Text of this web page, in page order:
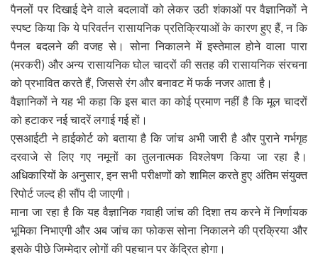
पैनलों पर दिखाई देने वाले बदलावों को लेकर उठी शंकाओं पर वैज्ञानिकों ने
स्पष्ट किया कि ये परिवर्तन रासायनिक प्रतिक्रियाओं के कारण हुए हैं, न कि
पैनल बदलने की वजह से। सोना निकालने में इस्तेमाल होने वाला पारा
(मरकरी) और अन्य रासायनिक घोल चादरों की सतह की रासायनिक संरचना
को प्रभावित करते हैं, जिससे रंग और बनावट में फर्क नजर आता है।
वैज्ञानिकों ने यह भी कहा कि इस बात का कोई प्रमाण नहीं है कि मूल चादरों
को हटाकर नई चादरें लगाई गई हों।
एसआईटी ने हाईकोर्ट को बताया है कि जांच अभी जारी है और पुराने गर्भगृह
दरवाजे से लिए गए नमूनों का तुलनात्मक विश्लेषण किया जा रहा है।
अधिकारियों के अनुसार, इन सभी परीक्षणों को शामिल करते हुए अंतिम संयुक्त
रिपोर्ट जल्द ही सौंप दी जाएगी।
माना जा रहा है कि यह वैज्ञानिक गवाही जांच की दिशा तय करने में निर्णायक
भूमिका निभाएगी और अब जांच का फोकस सोना निकालने की प्रक्रिया और
इसके पीछे जिम्मेदार लोगों की पहचान पर केंद्रित होगा।